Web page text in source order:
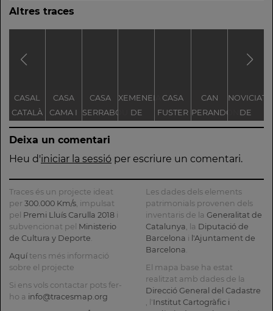
Altres traces
CASAL
CATALÀ
CASA
CAMA I
ESCURRA
CASA
SERRABOU
XEMENEIA
DE
L'ANTIGA
C.E.L.O.
CASA
FUSTER
CAN
PERANDONES
- CASA
FARJAS
NOVICIAT
DE
NOSTRA
DE LA
Deixa un comentari
Heu d'iniciar la sessió per escriure un comentari.
Traces és un projecte ideat
per 300.000 Km/s , impulsat
pel Premi Lluís Carulla 2018 i
subvencionat pel Ministerio
de Cultura y Deporte
Aquí tens més informació
sobre el projecte
Si ens vols contactar pots fer-
ho a info@tracesmap.org
Les dades dels elements
patrimonials provenen dels
inventaris de la Generalitat de
Catalunya , la Diputació de
Barcelona i l'Ajuntament de
Barcelona
El mapa base ha estat
realitzat amb dades de la
Direcció General del Cadastre
, l'Institut Cartogràfic i